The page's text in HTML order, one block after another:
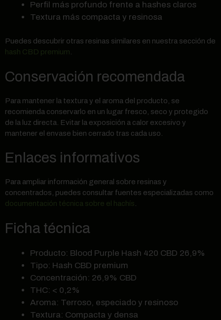
Perfil más profundo frente a hashes claros
Textura más compacta y resinosa
Puedes descubrir otras resinas similares en nuestra sección de
hash CBD premium.
Conservación recomendada
Para mantener la textura y el aroma del producto, se
recomienda conservarlo en un lugar fresco, seco y protegido
de la luz directa. Evitar la exposición a calor excesivo y
mantener el envase bien cerrado tras cada uso.
Enlaces informativos
Para ampliar información general sobre resinas y
concentrados, puedes consultar fuentes especializadas como
documentación técnica sobre el hachís.
Ficha técnica
Producto: Blood Purple Hash 420 CBD 26,9%
Tipo: Hash CBD premium
Concentración: 26,9% CBD
THC: < 0,2%
Aroma: Terroso, especiado y resinoso
Textura: Compacta y densa